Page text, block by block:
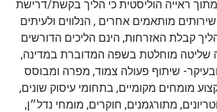
ראייה הוליסטית כי הליך בקשת/דרישת
מותאמים אחרים , הנלווים ולעיתים
קבלת האזרחות, הינם הליכים הדורשים
שליטה מוחלטת בשפה המדוברת במדינה,
שיתוף פעולה צמוד, מפרה ומבוסס
מומחים מקומיים, בתחומי עיסוק שונים,
מתורגמנים, חוקרים, מומחי נדל״ן,